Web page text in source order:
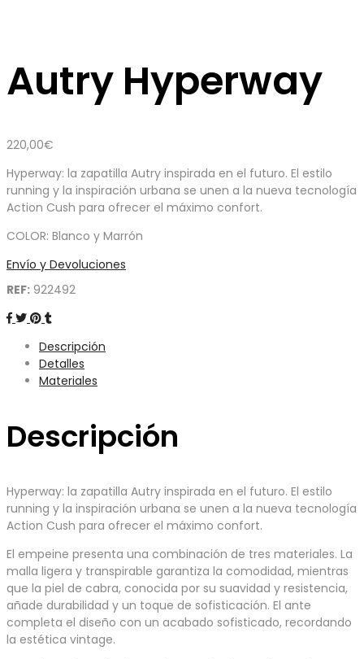
Autry Hyperway
220,00€
Hyperway: la zapatilla Autry inspirada en el futuro. El estilo
running y la inspiración urbana se unen a la nueva tecnología
Action Cush para ofrecer el máximo confort.
COLOR: Blanco y Marrón
Envío y Devoluciones
REF: 922492
Descripción
Detalles
Materiales
Descripción
Hyperway: la zapatilla Autry inspirada en el futuro. El estilo
running y la inspiración urbana se unen a la nueva tecnología
Action Cush para ofrecer el máximo confort.
El empeine presenta una combinación de tres materiales. La
malla ligera y transpirable garantiza la comodidad, mientras
que la piel de cabra, conocida por su suavidad y resistencia,
añade durabilidad y un toque de sofisticación. El ante
completa el diseño con un acabado sofisticado, recordando
la estética vintage.